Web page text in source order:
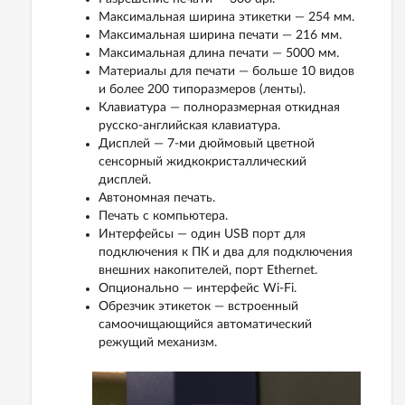
Максимальная ширина этикетки — 254 мм.
Максимальная ширина печати — 216 мм.
Максимальная длина печати — 5000 мм.
Материалы для печати — больше 10 видов
и более 200 типоразмеров (ленты).
Клавиатура — полноразмерная откидная
русско-английская клавиатура.
Дисплей — 7-ми дюймовый цветной
сенсорный жидкокристаллический
дисплей.
Автономная печать.
Печать с компьютера.
Интерфейсы — один USB порт для
подключения к ПК и два для подключения
внешних накопителей, порт Ethernet.
Опционально — интерфейс Wi-Fi.
Обрезчик этикеток — встроенный
самоочищающийся автоматический
режущий механизм.